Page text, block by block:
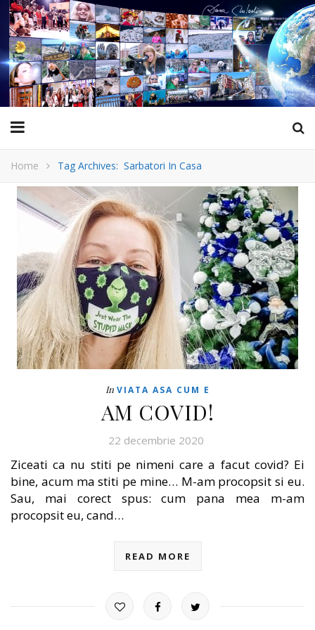
Home Tag Archives: Sarbatori In Casa
In VIATA ASA CUM E
AM COVID!
22 decembrie 2020
Ziceati ca nu stiti pe nimeni care a facut covid? Ei
bine, acum ma stiti pe mine… M-am procopsit si eu.
Sau, mai corect spus: cum pana mea m-am
procopsit eu, cand…
READ MORE